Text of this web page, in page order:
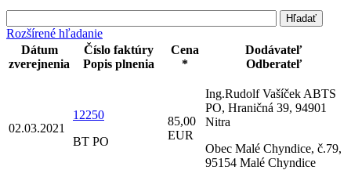
Rozšírené hľadanie
Dátum
zverejnenia
Číslo faktúry
Popis plnenia
Cena
*
Dodávateľ
Odberateľ
02.03.2021
12250
BT PO
85,00
EUR
Ing.Rudolf Vašíček ABTS
PO, Hraničná 39, 94901
Nitra
Obec Malé Chyndice, č.79,
95154 Malé Chyndice